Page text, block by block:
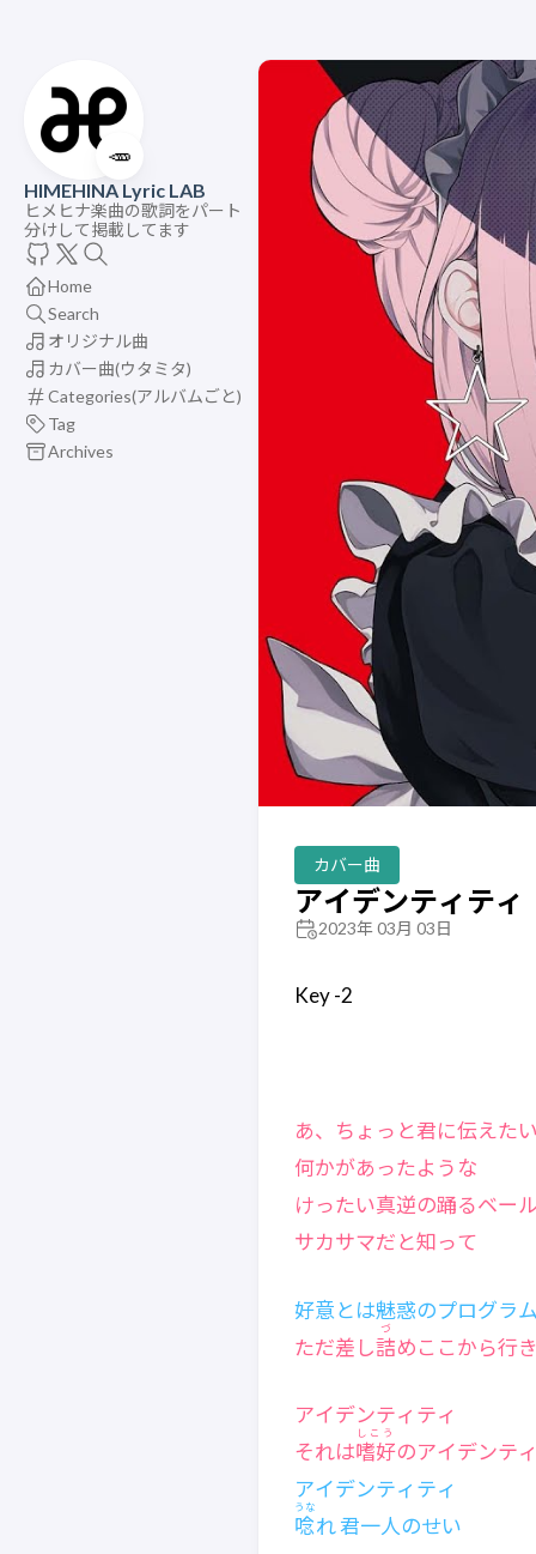
🥕
HIMEHINA Lyric LAB
ヒメヒナ楽曲の歌詞をパート
分けして掲載してます
Home
Search
オリジナル曲
カバー曲(ウタミタ)
Categories(アルバムごと)
Tag
Archives
カバー曲
アイデンティティ
2023年 03月 03日
Key -2
あ、ちょっと君に伝えたい
何かがあったような
けったい真逆の踊るベール
サカサマだと知って
好意とは魅惑のプログラム
ただ差し詰
づ
めここから行
アイデンティティ
それは嗜好
しこう
のアイデンテ
アイデンティティ
唸
うな
れ 君一人のせい